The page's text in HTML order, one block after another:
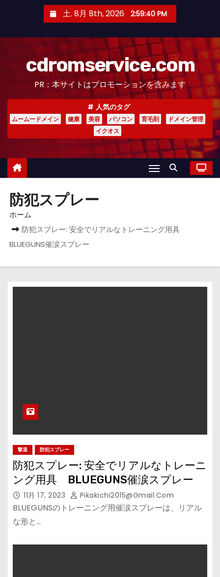
土. 8月 8th, 2026 2:59:41 PM
cdromservice.com
PR：本サイトはプロモーションを含みます
人気のタグ
ムームードメイン 健康 美容 パソコン 育毛剤
ドメイン管理
イクオス
防犯スプレー
ホーム
防犯スプレー: 安全でリアルなトレーニング用具
BLUEGUNS催涙スプレー
撃退 防犯スプレー
防犯スプレー: 安全でリアルなトレーニ
ング用具 BLUEGUNS催涙スプレー
11月 17, 2023 Pikakichi2015@gmail.com
BLUEGUNSのトレーニング用催涙スプレーは、リアル
な形と…